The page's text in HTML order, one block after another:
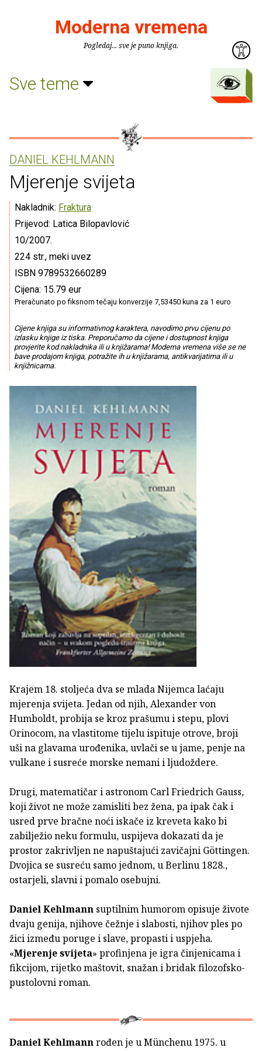
Moderna vremena
Pogledaj... sve je puno knjiga.
Sve teme
DANIEL KEHLMANN
Mjerenje svijeta
Nakladnik: Fraktura
Prijevod: Latica Bilopavlović
10/2007.
224 str., meki uvez
ISBN 9789532660289
Cijena: 15.79 eur
Preračunato po fiksnom tečaju konverzije 7,53450 kuna za 1 euro
Cijene knjiga su informativnog karaktera, navodimo prvu cijenu po
izlasku knjige iz tiska. Preporučamo da cijene i dostupnost knjiga
provjerite kod nakladnika ili u knjižarama! Moderna vremena više se ne
bave prodajom knjiga, potražite ih u knjižarama, antikvarijatima ili u
knjižnicama.
Krajem 18. stoljeća dva se mlada Nijemca laćaju
mjerenja svijeta. Jedan od njih, Alexander von
Humboldt, probija se kroz prašumu i stepu, plovi
Orinocom, na vlastitome tijelu ispituje otrove, broji
uši na glavama urođenika, uvlači se u jame, penje na
vulkane i susreće morske nemani i ljudoždere.
Drugi, matematičar i astronom Carl Friedrich Gauss,
koji život ne može zamisliti bez žena, pa ipak čak i
usred prve bračne noći iskače iz kreveta kako bi
zabilježio neku formulu, uspijeva dokazati da je
prostor zakrivljen ne napuštajući zavičajni Göttingen.
Dvojica se susreću samo jednom, u Berlinu 1828.,
ostarjeli, slavni i pomalo osebujni.
Daniel Kehlmann suptilnim humorom opisuje živote
dvaju genija, njihove čežnje i slabosti, njihov ples po
žici između poruge i slave, propasti i uspjeha.
«Mjerenje svijeta» profinjena je igra činjenicama i
fikcijom, rijetko maštovit, snažan i bridak filozofsko-
pustolovni roman.
Daniel Kehlmannrođen je u Münchenu 1975. u